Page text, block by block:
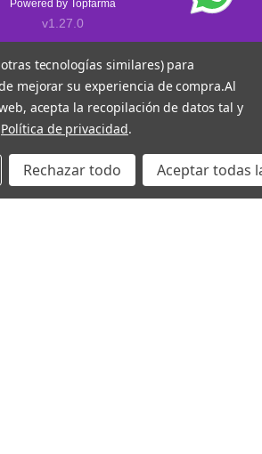
Powered by Topfarma
v1.27.0
tecnologías similares) para
mejorar su experiencia de compra.Al
acepta la recopilación de datos tal y
Política de privacidad.
Rechazar todo Aceptar todas